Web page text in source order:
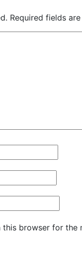
Required fields
this browser for the